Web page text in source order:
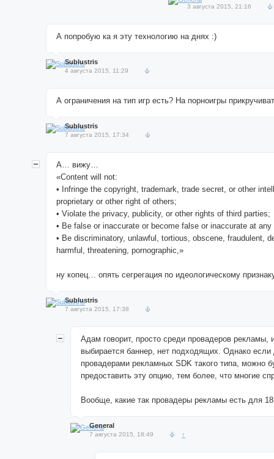
3 августа 2015, 21:16
А попробую ка я эту технологию на днях :)
Sublustris
4 августа 2015, 11:29
А ограничения на тип игр есть? На порноигры
Sublustris
7 августа 2015, 17:34
А… вижу…
«Content will not:
• Infringe the copyright, trademark, trade secret, or other
proprietary or other right of others;
• Violate the privacy, publicity, or other rights of third parties;
• Be false or inaccurate or become false or inaccurate at any
• Be discriminatory, unlawful, tortious, obscene, fraudulent,
harmful, threatening, pornographic,»
ну копец… опять сегрегация по идеологическому
Sublustris
7 августа 2015, 17:38
Адам говорит, просто среди провадеров рекламы,
выбирается баннер, нет подходящих. Однако если
провадерами рекламных SDK такого типа, можно
предоставить эту опцию, тем более, что многие
Вообще, какие так провадеры рекламы есть для
General
7 августа 2015, 18:49 ↑